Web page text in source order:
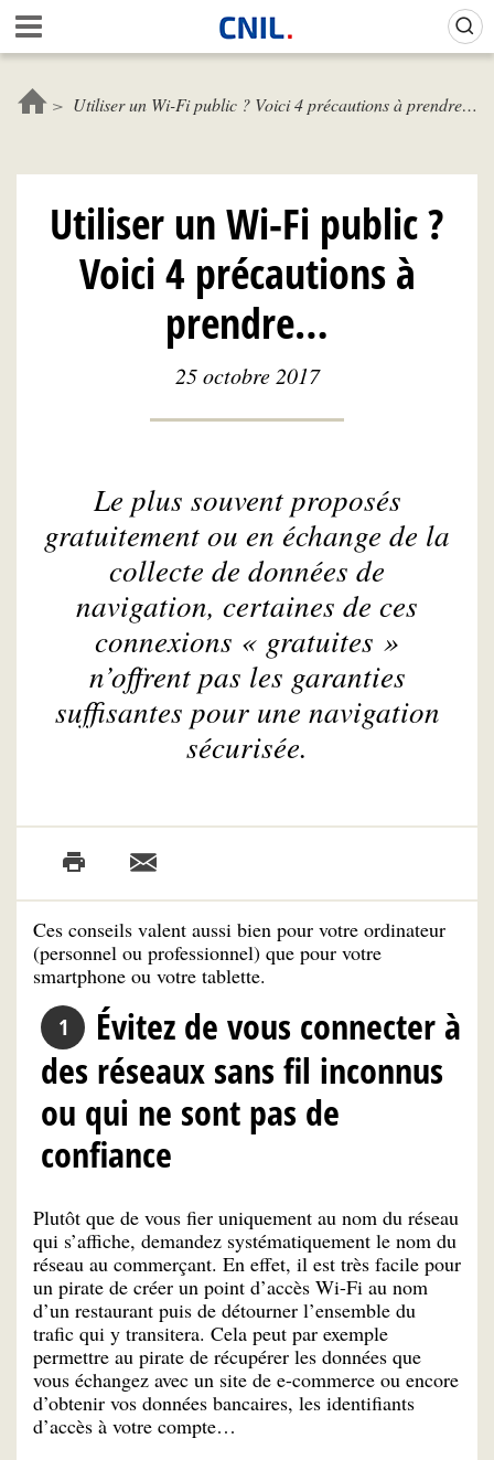
Aller
au
contenu
principal
c
u
l
C
N
I
L
Utiliser un Wi-Fi public ? Voici 4 précautions à prendre…
Utiliser un Wi-Fi public ?
Voici 4 précautions à
prendre…
25 octobre 2017
Le plus souvent proposés
gratuitement ou en échange de la
collecte de données de
navigation, certaines de ces
connexions « gratuites »
n’offrent pas les garanties
suffisantes pour une navigation
sécurisée.
Ces conseils valent aussi bien pour votre ordinateur
(personnel ou professionnel) que pour votre
smartphone ou votre tablette.
Évitez de vous connecter à
des réseaux sans fil inconnus
ou qui ne sont pas de
confiance
Plutôt que de vous fier uniquement au nom du réseau
qui s’affiche, demandez systématiquement le nom du
réseau au commerçant. En effet, il est très facile pour
un pirate de créer un point d’accès Wi-Fi au nom
d’un restaurant puis de détourner l’ensemble du
trafic qui y transitera. Cela peut par exemple
permettre au pirate de récupérer les données que
vous échangez avec un site de e-commerce ou encore
d’obtenir vos données bancaires, les identifiants
d’accès à votre compte…
Gestion de vos préférences sur les cookies (témoins de connexion)